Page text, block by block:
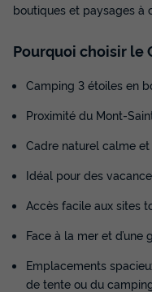
MOBILHOME 5
Modifier les dates
boutiques et paysages à
Pourquoi choisir le
Camping 3 étoiles en
Proximité du Mont-
Cadre naturel calme
Idéal pour des
Accès facile aux sites
Face à la mer et
Emplacements
de tente ou du